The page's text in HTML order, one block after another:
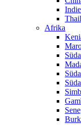
Afrika